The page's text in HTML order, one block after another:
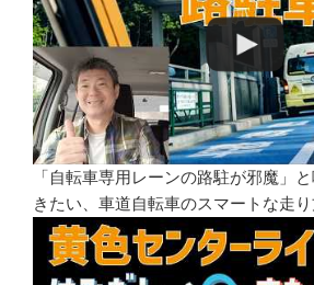
「自転車専用レーンの路駐が邪魔」
きたい、車道自転車のスマートな走